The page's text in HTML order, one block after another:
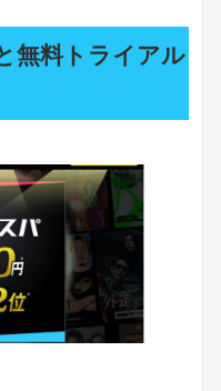
無料トライアル